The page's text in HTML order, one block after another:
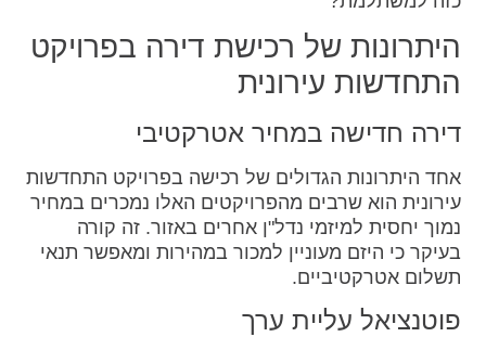
היתרונות של רכישת דירה בפרויקט
התחדשות עירונית
דירה חדישה במחיר אטרקטיבי
אחד היתרונות הגדולים של רכישה בפרויקט התחדשות
עירונית הוא שרבים מהפרויקטים האלו נמכרים במחיר
נמוך יחסית למיזמי נדל"ן אחרים באזור. זה קורה
בעיקר כי היזם מעוניין למכור במהירות ומאפשר תנאי
תשלום אטרקטיביים.
פוטנציאל עליית ערך